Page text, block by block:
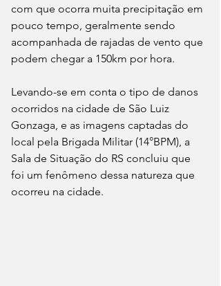
com que ocorra muita precipitação em
pouco tempo, geralmente sendo
acompanhada de rajadas de vento que
podem chegar a 150km por hora.
Levando-se em conta o tipo de danos
ocorridos na cidade de São Luiz
Gonzaga, e as imagens captadas do
local pela Brigada Militar (14°BPM), a
Sala de Situação do RS concluiu que
foi um fenômeno dessa natureza que
ocorreu na cidade.